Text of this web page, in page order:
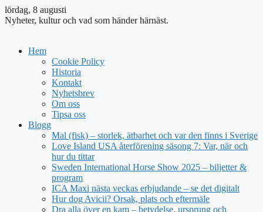
lördag, 8 augusti
Nyheter, kultur och vad som händer härnäst.
Hem
Cookie Policy
Historia
Kontakt
Nyhetsbrev
Om oss
Tipsa oss
Blogg
Mal (fisk) – storlek, ätbarhet och var den finns i Sverige
Love Island USA återförening säsong 7: Var, när och
hur du tittar
Sweden International Horse Show 2025 – biljetter &
program
ICA Maxi nästa veckas erbjudande – se det digitalt
Hur dog Avicii? Orsak, plats och eftermäle
Dra alla över en kam – betydelse, ursprung och